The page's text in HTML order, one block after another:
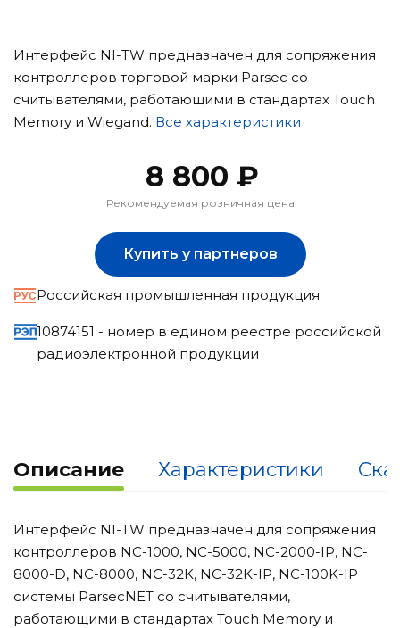
Интерфейс NI-TW предназначен для сопряжения
контроллеров торговой марки Parsec со
считывателями, работающими в стандартах Touch
Memory и Wiegand. Все характеристики
8 800 ₽
Рекомендуемая розничная цена
Купить у партнеров
Российская промышленная продукция
10874151 - номер в едином реестре российской
радиоэлектронной продукции
Описание Характеристики
Интерфейс NI-TW предназначен для сопряжения
контроллеров NC-1000, NC-5000, NC-2000-IP, NC-
8000-D, NC-8000, NC-32K, NC-32K-IP, NC-100K-IP
системы ParsecNET со считывателями,
работающими в стандартах Touch Memory и